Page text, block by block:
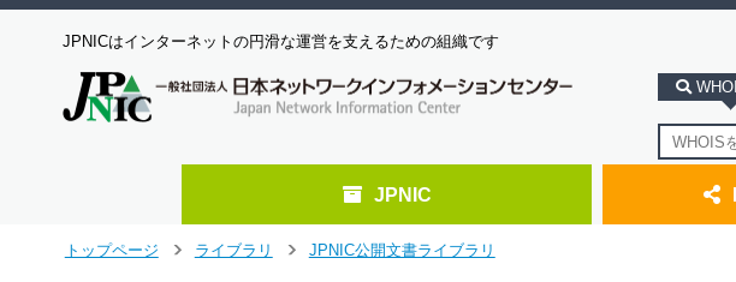
JPNICはインターネットの円滑な運営を支えるための組織です
JPNIC
トップページ
ライブラリ
JPNIC公開文書ライブラリ